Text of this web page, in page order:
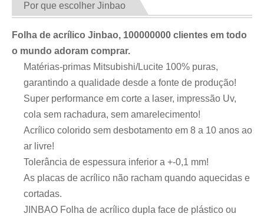
Por que escolher Jinbao
Folha de acrílico Jinbao, 100000000 clientes em todo
o mundo adoram comprar.
Matérias-primas Mitsubishi/Lucite 100% puras,
garantindo a qualidade desde a fonte de produção!
Super performance em corte a laser, impressão Uv,
cola sem rachadura, sem amarelecimento!
Acrílico colorido sem desbotamento em 8 a 10 anos ao
ar livre!
Tolerância de espessura inferior a +-0,1 mm!
As placas de acrílico não racham quando aquecidas e
cortadas.
JINBAO Folha de acrílico dupla face de plástico ou